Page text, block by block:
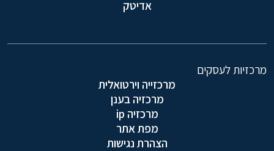
אדיטק
מרכזיות לעסקים
מרכזייה וירטואלית
מרכזיה בענן
מרכזיה ip
מפת אתר
הצהרת נגישות